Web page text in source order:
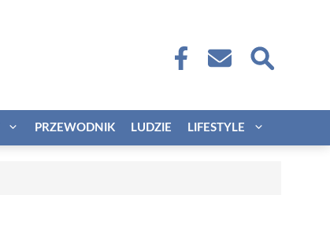
PRZEWODNIK LUDZIE LIFESTYLE